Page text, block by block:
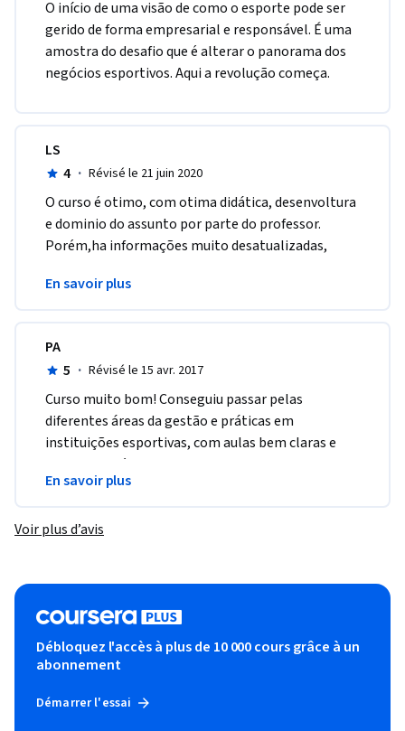
O início de uma visão de como o esporte pode ser
gerido de forma empresarial e responsável. É uma
amostra do desafio que é alterar o panorama dos
negócios esportivos. Aqui a revolução começa.
LS
4 · Révisé le 21 juin 2020
O curso é otimo, com otima didática, desenvoltura
e dominio do assunto por parte do professor.
Porém,ha informações muito desatualizadas,
exemplo.
En savoir plus
PA
5 · Révisé le 15 avr. 2017
Curso muito bom! Conseguiu passar pelas
diferentes áreas da gestão e práticas em
instituições esportivas, com aulas bem claras e
objetivas, além de materiais de apoio bem
completos.
En savoir plus
Voir plus d’avis
Débloquez l'accès à plus de 10 000 cours grâce à un
abonnement
Démarrer l'essai